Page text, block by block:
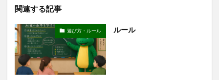
関連する記事
遊び方・ルール ルール